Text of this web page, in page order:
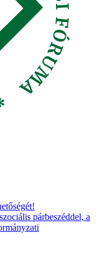
párbeszéddel, a